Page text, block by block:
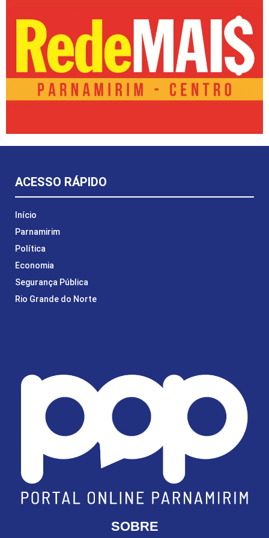
ACESSO RÁPIDO
Início
Parnamirim
Política
Economia
Segurança Pública
Rio Grande do Norte
SOBRE